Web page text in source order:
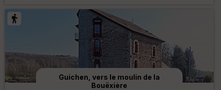
Guichen, vers le moulin de la
Bouëxière